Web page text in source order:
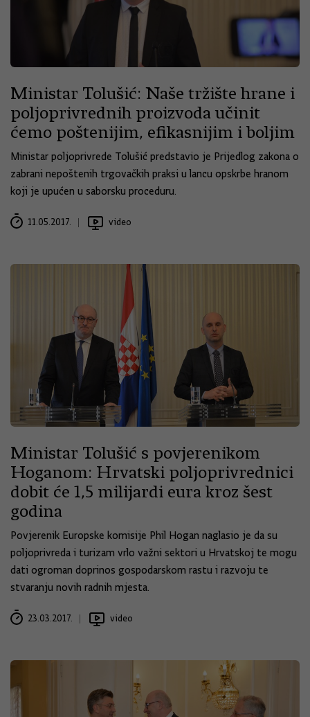
Ministar Tolušić: Naše tržište hrane i
poljoprivrednih proizvoda učinit
ćemo poštenijim, efikasnijim i boljim
Ministar poljoprivrede Tolušić predstavio je Prijedlog zakona o
zabrani nepoštenih trgovačkih praksi u lancu opskrbe hranom
koji je upućen u saborsku proceduru.
11.05.2017. video
Ministar Tolušić s povjerenikom
Hoganom: Hrvatski poljoprivrednici
dobit će 1,5 milijardi eura kroz šest
godina
Povjerenik Europske komisije Phil Hogan naglasio je da su
poljoprivreda i turizam vrlo važni sektori u Hrvatskoj te mogu
dati ogroman doprinos gospodarskom rastu i razvoju te
stvaranju novih radnih mjesta.
23.03.2017. video